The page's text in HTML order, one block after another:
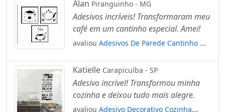
Alan Piranguinho - MG
Adesivos incríveis! Transformaram meu
café em um cantinho especial. Amei!
avaliou Adesivos De Parede Cantinho Do
Mod:6136
Katielle Carapicuíba - SP
Adesivo incrível! Transformou minha
cozinha e deixou tudo mais alegre.
avaliou Adesivo Decorativo Cozinha